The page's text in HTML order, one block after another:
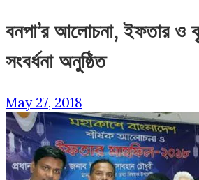
বনপা’র আলোচনা, ইফতার ও
সংবর্ধনা অনুষ্ঠিত
May 27, 2018